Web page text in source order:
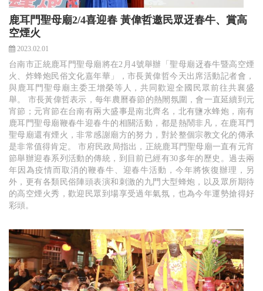
鹿耳門聖母廟2/4喜迎春 黃偉哲邀民眾迓春牛、賞高
空煙火
2023.02.01
台南市正統鹿耳門聖母廟將在2月4號舉辦「聖母廟迓春牛暨高空煙
火、炸蜂炮民俗文化嘉年華」，市長黃偉哲今天出席活動記者會，
與鹿耳門聖母廟主委王增榮等人，共同歡迎全國民眾前往共襄盛
舉。 市長黃偉哲表示，每年農曆春節的熱閙氛圍，會一直延續到元
宵節；元宵節在台南有兩大盛事是南北齊名，北有鹽水蜂炮，南有
鹿耳門聖母廟鞭春牛迎春牛的相關活動，都是熱鬧非凡，在鹿耳門
聖母廟還有煙火，非常感謝廟方的努力，對於整個宗教文化的傳承
是非常值得肯定。 市府民政局指出，正統鹿耳門聖母廟一直有元宵
節舉辦迎春系列活動的傳統，到目前已經有30多年的歷史。過去兩
年因為疫情而取消的鞭春牛、迎春牛活動，今年將恢復辦理，另
外，更有各類民俗陣頭表演和刺激的九門大型蜂炮，以及眾所期待
的高空煙火秀，歡迎民眾到場享受過年氣氛，也為今年運勢搶得好
彩頭。